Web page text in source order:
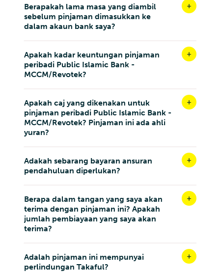
Berapakah lama masa yang diambil
sebelum pinjaman dimasukkan ke
dalam akaun bank saya?
Apakah kadar keuntungan pinjaman
peribadi Public Islamic Bank -
MCCM/Revotek?
Apakah caj yang dikenakan untuk
pinjaman peribadi Public Islamic Bank -
MCCM/Revotek? Pinjaman ini ada ahli
yuran?
Adakah sebarang bayaran ansuran
pendahuluan diperlukan?
Berapa dalam tangan yang saya akan
terima dengan pinjaman ini? Apakah
jumlah pembiayaan yang saya akan
terima?
Adalah pinjaman ini mempunyai
perlindungan Takaful?